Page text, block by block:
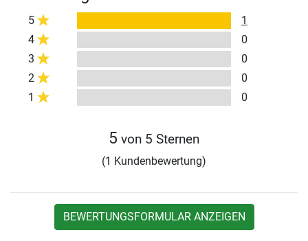
5
1
4
0
3
0
2
0
1
0
5 von 5 Sternen
(1 Kundenbewertung)
BEWERTUNGSFORMULAR ANZEIGEN